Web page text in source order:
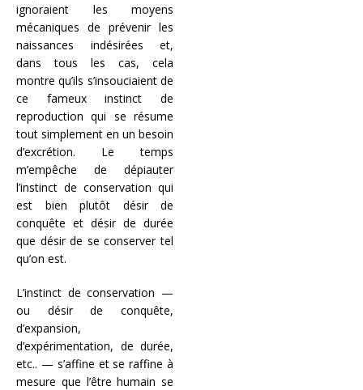
ignoraient les moyens
mécaniques de prévenir les
naissances indésirées et,
dans tous les cas, cela
montre qu’ils s’insouciaient de
ce fameux instinct de
reproduction qui se résume
tout simplement en un besoin
d’excrétion. Le temps
m’empêche de dépiauter
l’instinct de conservation qui
est bien plutôt désir de
conquête et désir de durée
que désir de se conserver tel
qu’on est.
L’instinct de conservation —
ou désir de conquête,
d’expansion,
d’expérimentation, de durée,
etc.. — s’affine et se raffine à
mesure que l’être humain se